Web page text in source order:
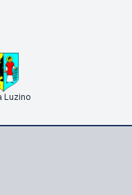
Luzino